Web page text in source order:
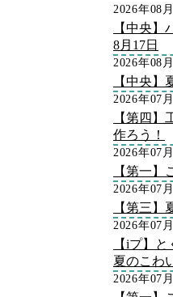
2026年08
【中央
8月17日
2026年08
【中央
2026年07
【第四
作ろう！
2026年07
【第一
2026年07
【第三】
2026年07
【iプ】
夏のこわ
2026年07